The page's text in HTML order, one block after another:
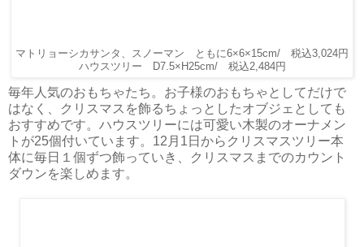
マトリョーシカサンタ、スノーマン ともに6×6×15cm/ 税込3,024円
ハウスツリー D7.5×H25cm/ 税込2,484円
毎年人気のおもちゃたち。お子様のおもちゃとしてだけで
はなく、クリスマスを飾るちょっとしたオブジェとしても
おすすめです。ハウスツリーには可愛い木製のオーナメン
トが25個付いています。12月1日からクリスマスツリー本
体に毎日１個ずつ飾っていき、クリスマスまでのカウント
ダウンを楽しめます。